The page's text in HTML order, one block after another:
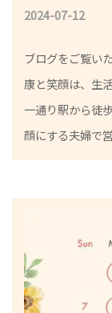
2024-07-12b
鍼
灸
師
希
ブログをご覧い
康と笑顔は、生
一通り駅から徒
顔にする夫婦で